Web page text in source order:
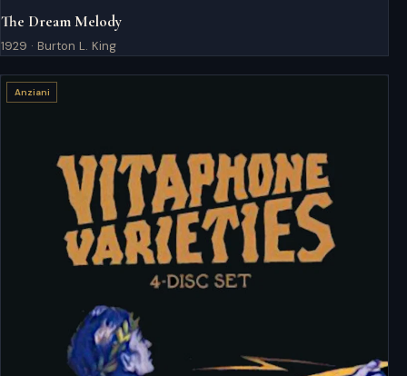
The Dream Melody
1929 · Burton L. King
Anziani